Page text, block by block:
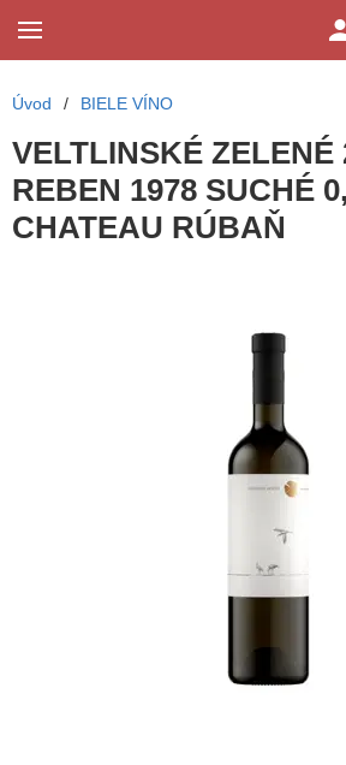
Úvod / BIELE VÍNO
VELTLINSKÉ ZELENÉ
REBEN 1978 SUCHÉ
CHATEAU RÚBAŇ